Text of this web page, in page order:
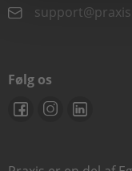
Følg os